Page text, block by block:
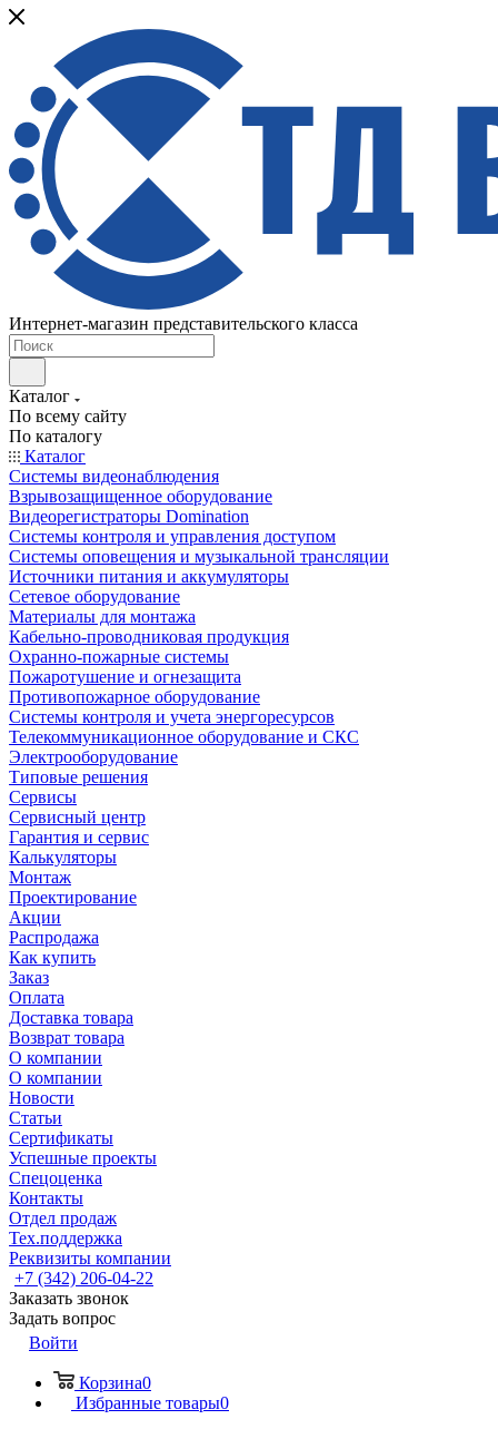
Интернет-магазин представительского класса
Каталог
По всему сайту
По каталогу
Каталог
Системы видеонаблюдения
Взрывозащищенное оборудование
Видеорегистраторы Domination
Системы контроля и управления доступом
Системы оповещения и музыкальной трансляции
Источники питания и аккумуляторы
Сетевое оборудование
Материалы для монтажа
Кабельно-проводниковая продукция
Охранно-пожарные системы
Пожаротушение и огнезащита
Противопожарное оборудование
Системы контроля и учета энергоресурсов
Телекоммуникационное оборудование и СКС
Электрооборудование
Типовые решения
Сервисы
Сервисный центр
Гарантия и сервис
Калькуляторы
Монтаж
Проектирование
Акции
Распродажа
Как купить
Заказ
Оплата
Доставка товара
Возврат товара
О компании
О компании
Новости
Статьи
Сертификаты
Успешные проекты
Спецоценка
Контакты
Отдел продаж
Тех.поддержка
Реквизиты компании
+7 (342) 206-04-22
Заказать звонок
Задать вопрос
Войти
Корзина0
Избранные товары0